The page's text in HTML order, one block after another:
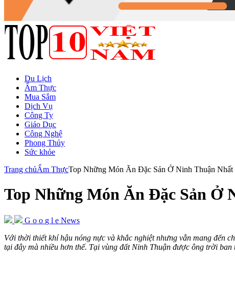
Du Lịch
Ẩm Thực
Mua Sắm
Dịch Vụ
Công Ty
Giáo Dục
Công Nghệ
Phong Thủy
Sức khỏe
Trang chủẨm ThựcTop Những Món Ăn Đặc Sản Ở Ninh Thuận
Top Những Món Ăn Đặc Sản
G o o g l e News
Với thời thiết khí hậu nóng nực và khắc nghiệt nhưng vẫn mang đến
tại đây mà nhiều hơn thế. Tại vùng đất Ninh Thuận được ông trời